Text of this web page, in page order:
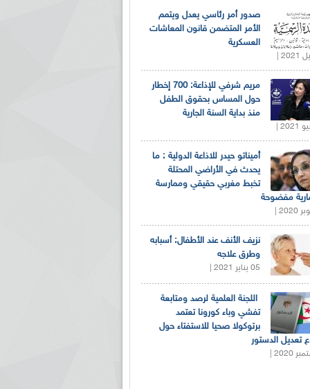
صدور أمر رئاسي يعدل ويتمم
الأمر المتضمن قانون المعاشات
العسكرية
مريم شرفي للإذاعة: 700 إخطار
حول المساس بحقوق الطفل
منذ بداية السنة الجارية
أميناتو حيدر للاذاعة الدولية : ما
يحدث في الأراضي المحتلة
تخبط مغربي حقيقي وممارسة
مفضوحة
نزيف الأنف عند الأطفال: أسبابه
وطرق علاجه
05 يناير 2021 |
اللجنة العلمية لرصد ومتابعة
تفشي وباء كورونا تعتمد
برتوكولا صحيا للاستفتاء حول
تعديل الدستور